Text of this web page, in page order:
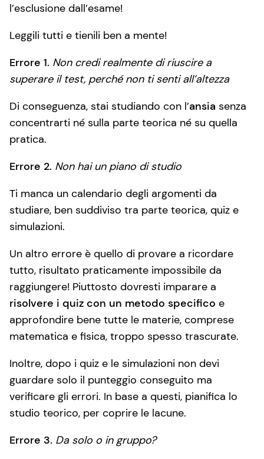
l’esclusione dall’esame!
Leggili tutti e tienili ben a mente!
Errore 1. Non credi realmente di riuscire a
superare il test, perché non ti senti all’altezza
Di conseguenza, stai studiando con l’ansia senza
concentrarti né sulla parte teorica né su quella
pratica.
Errore 2. Non hai un piano di studio
Ti manca un calendario degli argomenti da
studiare, ben suddiviso tra parte teorica, quiz e
simulazioni.
Un altro errore è quello di provare a ricordare
tutto, risultato praticamente impossibile da
raggiungere! Piuttosto dovresti imparare a
risolvere i quiz con un metodo specifico e
approfondire bene tutte le materie, comprese
matematica e fisica, troppo spesso trascurate.
Inoltre, dopo i quiz e le simulazioni non devi
guardare solo il punteggio conseguito ma
verificare gli errori. In base a questi, pianifica lo
studio teorico, per coprire le lacune.
Errore 3. Da solo o in gruppo?